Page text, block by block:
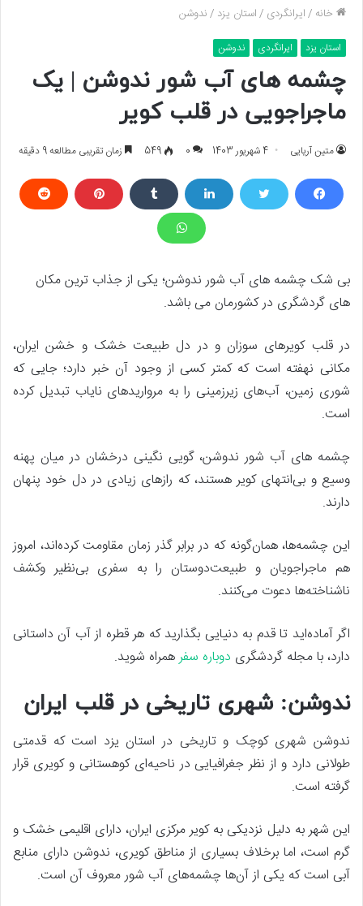
خانه /ایرانگردی /استان یزد /ندوشن
استان یزد ایرانگردی ندوشن
چشمه ‌های آب شور ندوشن | یک
ماجراجویی در قلب کویر
متین آریایی 4 شهریور 1403 0
549 زمان تقریبی مطالعه 9 دقیقه
بی شک چشمه ‌های آب شور ندوشن؛ یکی از جذاب ترین مکان
های گردشگری در کشورمان می باشد.
در قلب کویرهای سوزان و در دل طبیعت خشک و خشن ایران،
مکانی نهفته است که کمتر کسی از وجود آن خبر دارد؛ جایی که
شوری زمین، آب‌های زیرزمینی را به مرواریدهای نایاب تبدیل کرده
است.
چشمه ‌های آب شور ندوشن، گویی نگینی درخشان در میان پهنه
وسیع و بی‌انتهای کویر هستند، که رازهای زیادی در دل خود پنهان
دارند.
این چشمه‌ها، همان‌گونه که در برابر گذر زمان مقاومت کرده‌اند، امروز
هم ماجراجویان و طبیعت‌دوستان را به سفری بی‌نظیر وکشف
ناشناخته‌ها دعوت می‌کنند.
اگر آماده‌اید تا قدم به دنیایی بگذارید که هر قطره از آب آن داستانی
دارد، با مجله گردشگری دوباره سفرهمراه شوید.
ندوشن: شهری تاریخی در قلب ایران
ندوشن شهری کوچک و تاریخی در استان یزد است که قدمتی
طولانی دارد و از نظر جغرافیایی در ناحیه‌ای کوهستانی و کویری قرار
گرفته است.
این شهر به دلیل نزدیکی به کویر مرکزی ایران، دارای اقلیمی خشک و
گرم است، اما برخلاف بسیاری از مناطق کویری، ندوشن دارای منابع
آبی است که یکی از آن‌ها چشمه‌های آب شور معروف آن است.